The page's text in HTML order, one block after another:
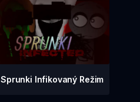
Sprunki Infikovaný Režim